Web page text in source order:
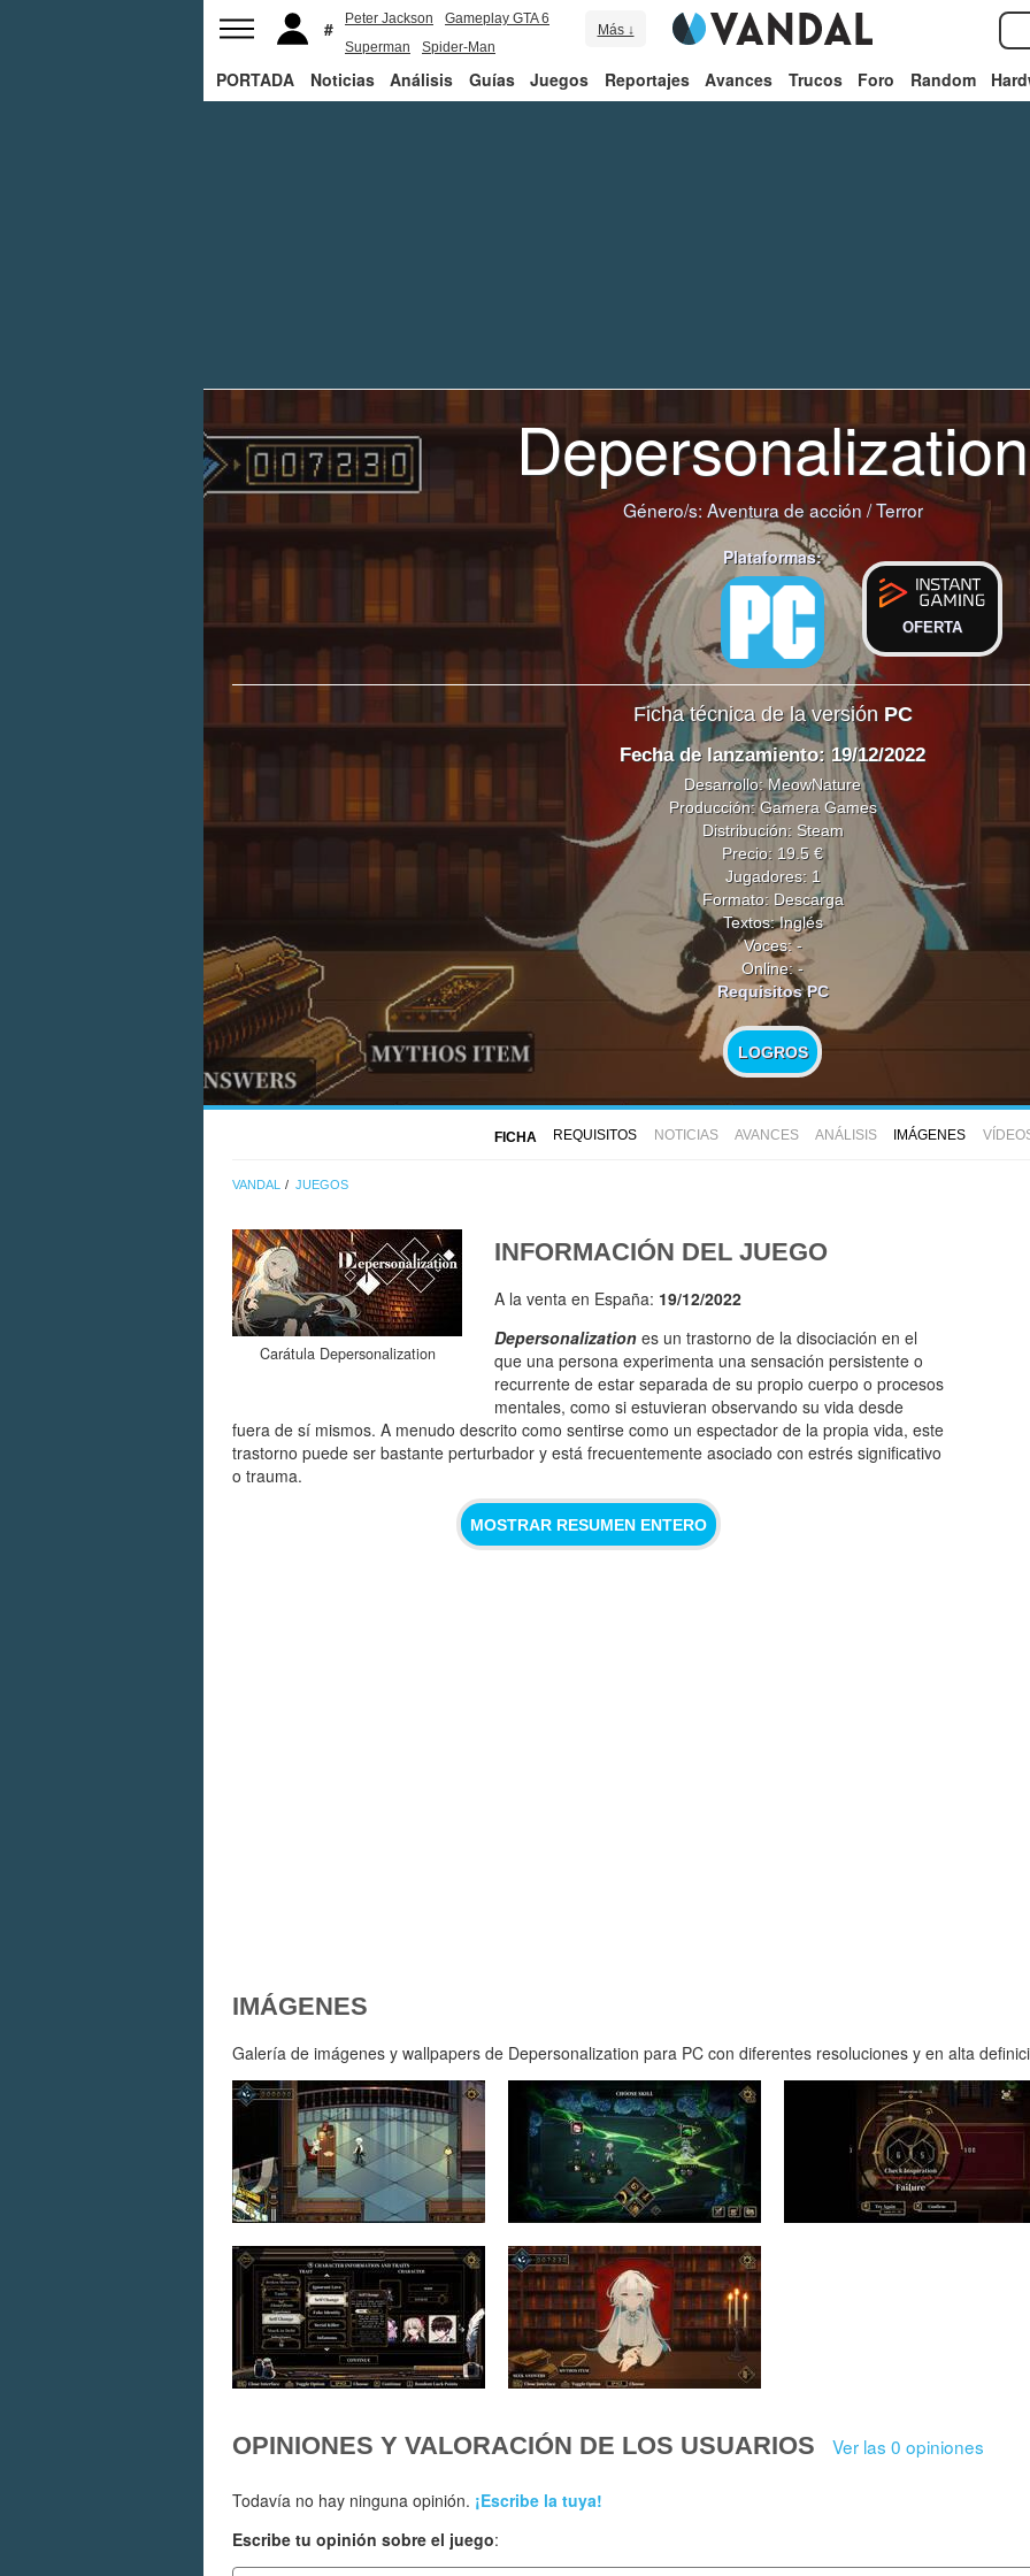
Peter Jackson
Gameplay GTA 6
Superman
Spider-Man
Más ↓
PORTADA Noticias Análisis Guías Juegos Reportajes Avances Trucos Foro Random
Depersonalization
Género/s:Aventura de acción /Terror
Plataformas:
OFERTA
Ficha técnica de la versión PC
Fecha de lanzamiento: 19/12/2022
Desarrollo: MeowNature
Producción: Gamera Games
Distribución: Steam
Precio: 19.5 €
Jugadores: 1
Formato: Descarga
Textos: Inglés
Voces: -
Online: -
Requisitos PC
LOGROS
FICHA REQUISITOS NOTICIAS AVANCES ANÁLISIS IMÁGENES
VANDAL JUEGOS
Carátula Depersonalization
INFORMACIÓN DEL JUEGO
A la venta en España: 19/12/2022
Depersonalization es un trastorno de la disociación en el
que una persona experimenta una sensación persistente o
recurrente de estar separada de su propio cuerpo o procesos
mentales, como si estuvieran observando su vida desde
fuera de sí mismos. A menudo descrito como sentirse como un espectador de la propia vida, este
trastorno puede ser bastante perturbador y está frecuentemente asociado con estrés significativo
o trauma.
MOSTRAR RESUMEN ENTERO
IMÁGENES
Galería de imágenes y wallpapers de Depersonalization para PC con diferentes resoluciones y en alta
OPINIONES Y VALORACIÓN DE LOS USUARIOS Ver las 0 opiniones
Todavía no hay ninguna opinión. ¡Escribe la tuya!
Escribe tu opinión sobre el juego: